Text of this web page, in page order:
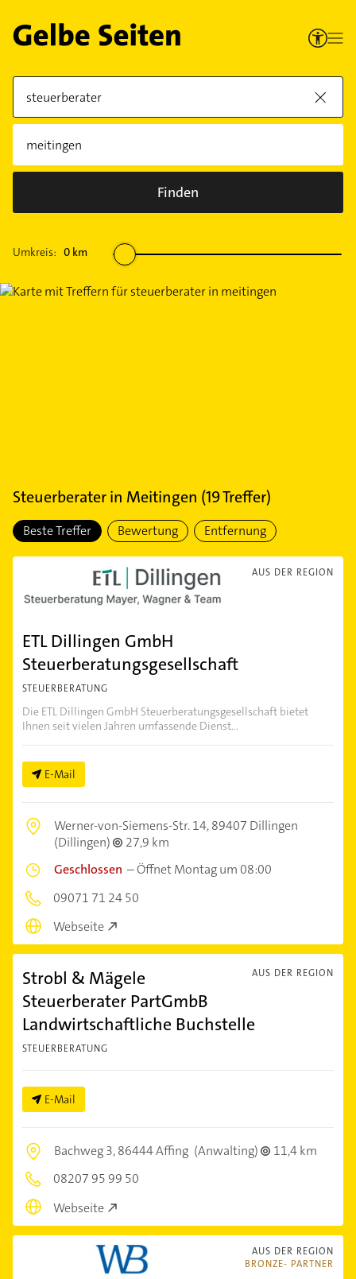
Finden
Umkreis: 0 km
Steuerberaterin Meitingen (19Treffer)
Beste Treffer Bewertung Entfernung
AUS DER REGION
ETL Dillingen GmbH
Steuerberatungsgesellschaft
STEUERBERATUNG
Die ETL Dillingen GmbH Steuerberatungsgesellschaft bietet
Ihnen seit vielen Jahren umfassende Dienst...
E-Mail
Werner-von-Siemens-Str. 14,89407 Dillingen
(Dillingen)
27,9 km
Geschlossen –Öffnet Montag um 08:00
09071 71 24 50
Webseite
AUS DER REGION
Strobl & Mägele
Steuerberater PartGmbB
Landwirtschaftliche Buchstelle
STEUERBERATUNG
E-Mail
Bachweg 3,86444 Affing (Anwalting)
11,4 km
08207 95 99 50
Webseite
AUS DER REGION
BRONZE- PARTNER